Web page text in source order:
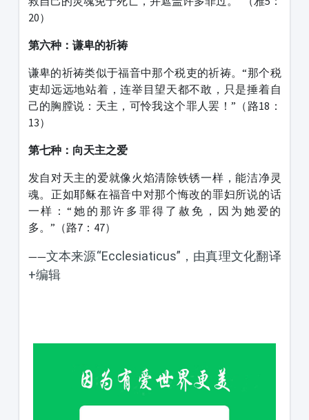
20）
第六种：谦卑的祈祷
谦卑的祈祷类似于福音中那个税吏的祈祷。“那个税
吏却远远地站着，连举目望天都不敢，只是捶着自
己的胸膛说：天主，可怜我这个罪人罢！”（路18：
13）
第七种：向天主之爱
发自对天主的爱就像火焰清除铁锈一样，能洁净灵
魂。正如耶稣在福音中对那个悔改的罪妇所说的话
一样：“她的那许多罪得了赦免，因为她爱的
多。”（路7：47）
——文本来源“Ecclesiaticus”，由真理文化翻译
+编辑